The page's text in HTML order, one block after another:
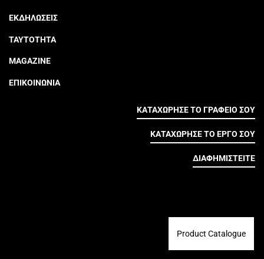
ΕΚΔΗΛΩΣΕΙΣ
ΤΑΥΤΟΤΗΤΑ
MAGAZINE
ΕΠΙΚΟΙΝΩΝΙΑ
ΚΑΤΑΧΩΡΗΣΕ ΤΟ ΓΡΑΦΕΙΟ ΣΟΥ
ΚΑΤΑΧΩΡΗΣΕ ΤΟ ΕΡΓΟ ΣΟΥ
ΔΙΑΦΗΜΙΣΤΕΙΤΕ
Product Catalogue